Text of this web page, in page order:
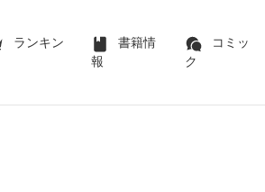
ランキン
書籍情
報
コミッ
ク